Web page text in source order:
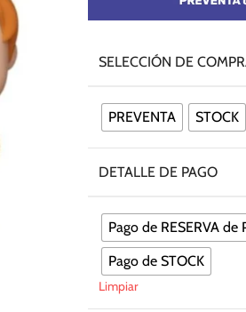
SELECCIÓN DE
PREVENTA STOCK
DETALLE DE PAGO
Pago de RESERVA de
Pago de STOCK
Limpiar